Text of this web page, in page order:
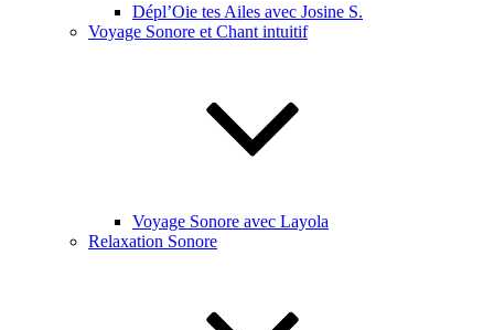
Dépl’Oie tes Ailes avec Josine S.
Voyage Sonore et Chant intuitif
Voyage Sonore avec Layola
Relaxation Sonore